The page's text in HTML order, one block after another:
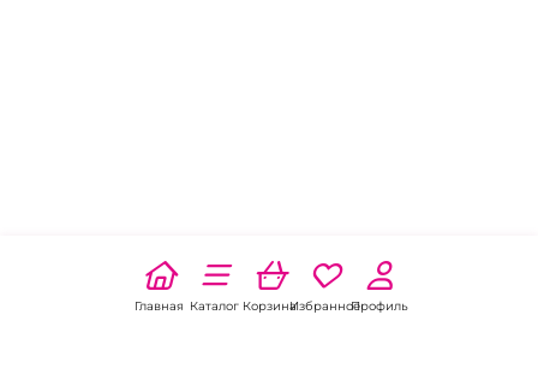
Главная Каталог КорзинаИзбранноеПрофиль